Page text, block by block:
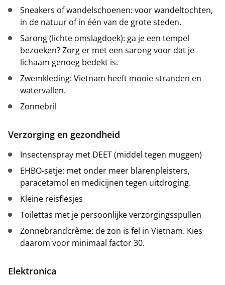
Sneakers of wandelschoenen: voor wandeltochten,
in de natuur of in één van de grote steden.
Sarong (lichte omslagdoek): ga je een tempel
bezoeken? Zorg er met een sarong voor dat je
lichaam genoeg bedekt is.
Zwemkleding: Vietnam heeft mooie stranden en
watervallen.
Zonnebril
Verzorging en gezondheid
Insectenspray met DEET (middel tegen muggen)
EHBO-setje: met onder meer blarenpleisters,
paracetamol en medicijnen tegen uitdroging.
Kleine reisflesjes
Toilettas met je persoonlijke verzorgingsspullen
Zonnebrandcrème: de zon is fel in Vietnam. Kies
daarom voor minimaal factor 30.
Elektronica